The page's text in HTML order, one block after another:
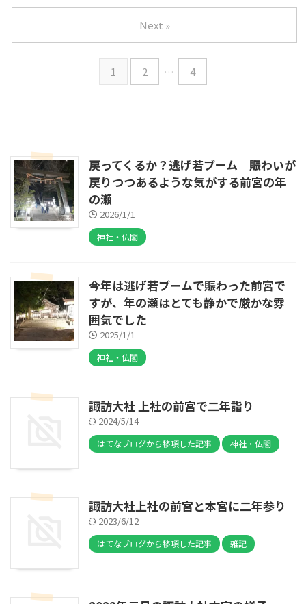
1 2 … 4
Next »
戻ってくるか？逃げ若ブーム 賑わいが
戻りつつあるような気がする前宮の年
の瀬
2026/1/1
神社・仏閣
今年は逃げ若ブームで賑わった前宮で
すが、年の瀬はとても静かで厳かな雰
囲気でした
2025/1/1
神社・仏閣
諏訪大社 上社の前宮で二年詣り
2024/5/14
はてなブログから移項した記事 神社・仏閣
諏訪大社上社の前宮と本宮に二年参り
2023/6/12
はてなブログから移項した記事 雑記